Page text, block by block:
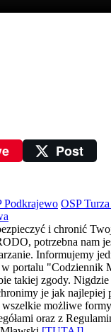
Post
Podkrajewo OSP Turza
i chronić
potrzebna nam
Informujemy
portalu "Codziennik
takiej zgody.
je jak najlepiej
możliwe
oraz z